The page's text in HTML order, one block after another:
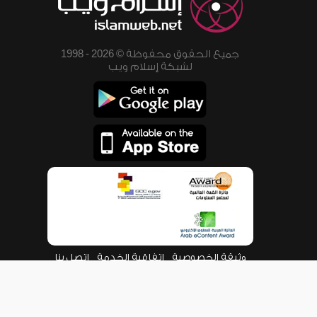
جميع الحقوق محفوظة © 2026 - 1998
لشبكة إسلام ويب
وثيقة الخصوصية اتفاقية الخدمة اتصل بنا